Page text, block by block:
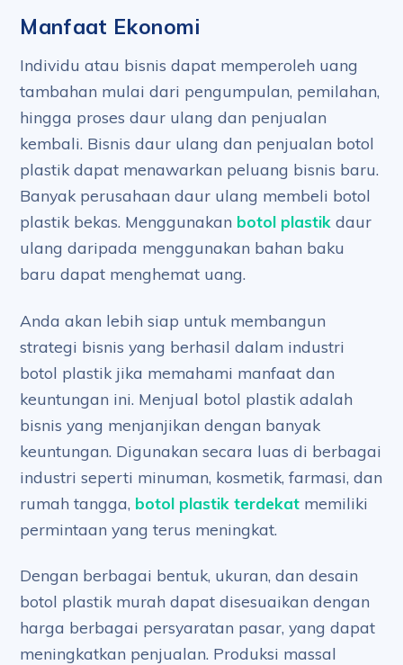
Manfaat Ekonomi
Individu atau bisnis dapat memperoleh uang
tambahan mulai dari pengumpulan, pemilahan,
hingga proses daur ulang dan penjualan
kembali. Bisnis daur ulang dan penjualan botol
plastik dapat menawarkan peluang bisnis baru.
Banyak perusahaan daur ulang membeli botol
plastik bekas. Menggunakan botol plastik daur
ulang daripada menggunakan bahan baku
baru dapat menghemat uang.
Anda akan lebih siap untuk membangun
strategi bisnis yang berhasil dalam industri
botol plastik jika memahami manfaat dan
keuntungan ini. Menjual botol plastik adalah
bisnis yang menjanjikan dengan banyak
keuntungan. Digunakan secara luas di berbagai
industri seperti minuman, kosmetik, farmasi, dan
rumah tangga, botol plastik terdekat memiliki
permintaan yang terus meningkat.
Dengan berbagai bentuk, ukuran, dan desain
botol plastik murah dapat disesuaikan dengan
harga berbagai persyaratan pasar, yang dapat
meningkatkan penjualan. Produksi massal